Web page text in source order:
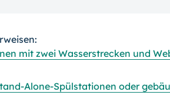
mit zwei Wasserstrecken und
Alone-Spülstationen oder